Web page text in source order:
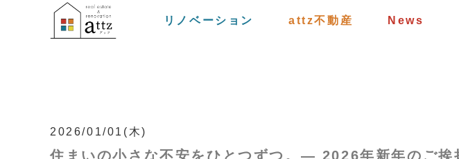
リノベーション attz不動産 News
2026/01/01(木)
住まいの小さな不安をひとつずつ。— 2026年新年のご挨